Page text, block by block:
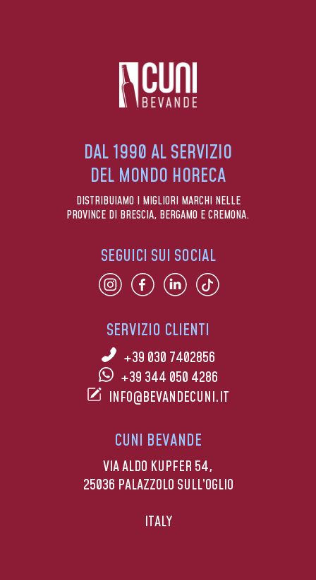
DAL 1990 AL SERVIZIO
DEL MONDO HORECA
DISTRIBUIAMO I MIGLIORI MARCHI NELLE
PROVINCE DI BRESCIA, BERGAMO E CREMONA.
SERVIZIO CLIENTI
+39 030 7402856
+39 344 050 4286
INFO@BEVANDECUNI.IT
CUNI BEVANDE
VIA ALDO KUPFER 54,
25036 PALAZZOLO SULL’OGLIO
ITALY
SEGUICI SUI SOCIAL